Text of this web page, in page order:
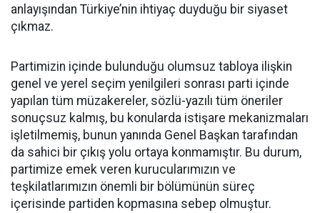
anlayışından Türkiye’nin ihtiyaç duyduğu bir siyaset
çıkmaz.
Partimizin içinde bulunduğu olumsuz tabloya ilişkin
genel ve yerel seçim yenilgileri sonrası parti içinde
yapılan tüm müzakereler, sözlü-yazılı tüm öneriler
sonuçsuz kalmış, bu konularda istişare mekanizmaları
işletilmemiş, bunun yanında Genel Başkan tarafından
da sahici bir çıkış yolu ortaya konmamıştır. Bu durum,
partimize emek veren kurucularımızın ve
teşkilatlarımızın önemli bir bölümünün süreç
içerisinde partiden kopmasına sebep olmuştur.